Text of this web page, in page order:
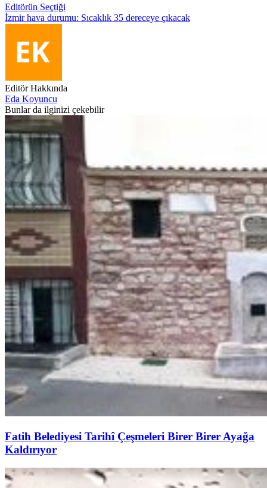
Editörün Seçtiği
İzmir hava durumu: Sıcaklık 35 dereceye çıkacak
Editör Hakkında
Eda Koyuncu
Bunlar da ilginizi çekebilir
Fatih Belediyesi Tarihî Çeşmeleri Birer Birer Ayağa
Kaldırıyor